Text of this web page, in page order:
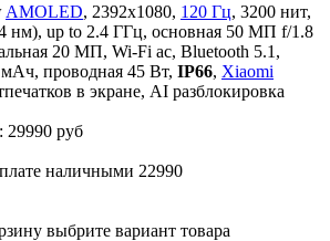
AMOLED, 2392x1080, 120 Гц, 3200 нит,
нм), up to 2.4 ГГц, основная 50 МП f/1.8
20 МП, Wi-Fi ac, Bluetooth 5.1,
мАч, проводная 45 Вт, IP66, Xiaomi
в экране, AI разблокировка
29990 руб
наличными 22990
выбрите вариант товара